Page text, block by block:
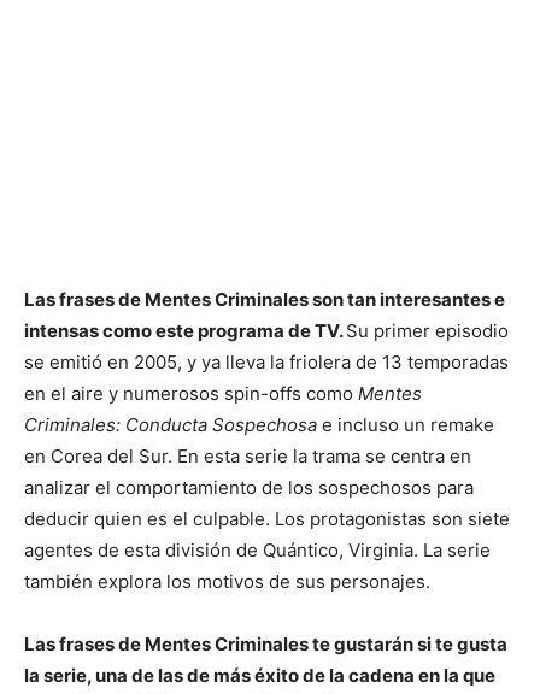
Las frases de Mentes Criminales son tan interesantes e
intensas como este programa de TV.Su primer episodio
se emitió en 2005, y ya lleva la friolera de 13 temporadas
en el aire y numerosos spin-offs como Mentes
Criminales: Conducta Sospechosa e incluso un remake
en Corea del Sur. En esta serie la trama se centra en
analizar el comportamiento de los sospechosos para
deducir quien es el culpable. Los protagonistas son siete
agentes de esta división de Quántico, Virginia. La serie
también explora los motivos de sus personajes.
Las frases de Mentes Criminales te gustarán si te gusta
la serie, una de las de más éxito de la cadena en la que